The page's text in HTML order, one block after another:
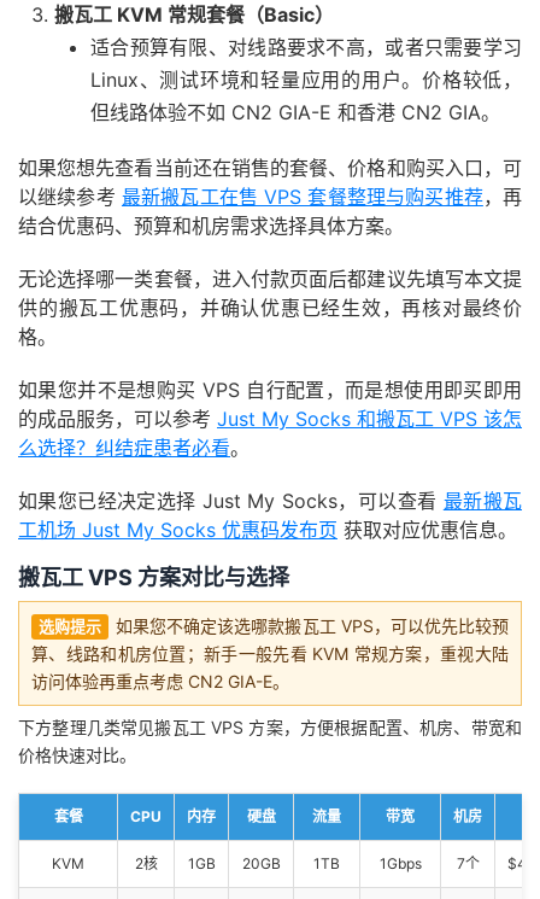
搬瓦工 KVM 常规套餐（Basic）
适合预算有限、对线路要求不高，或者只需要学习
Linux、测试环境和轻量应用的用户。价格较低，
但线路体验不如 CN2 GIA-E 和香港 CN2 GIA。
如果您想先查看当前还在销售的套餐、价格和购买入口，可
以继续参考 最新搬瓦工在售 VPS 套餐整理与购买推荐，再
结合优惠码、预算和机房需求选择具体方案。
无论选择哪一类套餐，进入付款页面后都建议先填写本文提
供的搬瓦工优惠码，并确认优惠已经生效，再核对最终价
格。
如果您并不是想购买 VPS 自行配置，而是想使用即买即用
的成品服务，可以参考 Just My Socks 和搬瓦工 VPS 该怎
么选择？纠结症患者必看。
如果您已经决定选择 Just My Socks，可以查看 最新搬瓦
工机场 Just My Socks 优惠码发布页 获取对应优惠信息。
搬瓦工 VPS 方案对比与选择
选购提示
如果您不确定该选哪款搬瓦工 VPS，可以优先比较预
算、线路和机房位置；新手一般先看 KVM 常规方案，重视大陆
访问体验再重点考虑 CN2 GIA-E。
下方整理几类常见搬瓦工 VPS 方案，方便根据配置、机房、带宽和
价格快速对比。
套餐 CPU 内存 硬盘 流量 带宽 机房
KVM 2核 1GB 20GB 1TB 1Gbps 7个